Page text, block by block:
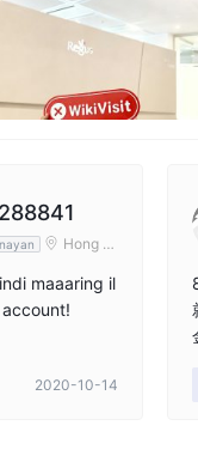
empleyado ng kumpanya
Hong K
maaaring il
2020-10-14